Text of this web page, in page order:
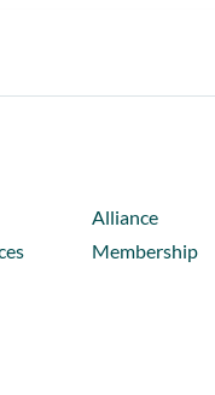
Alliance
Membership